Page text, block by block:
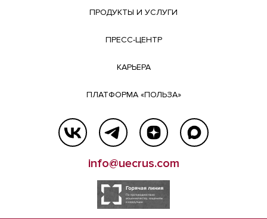
ПРОДУКТЫ И УСЛУГИ
ПРЕСС-ЦЕНТР
КАРЬЕРА
ПЛАТФОРМА «ПОЛЬЗА»
info@uecrus.com